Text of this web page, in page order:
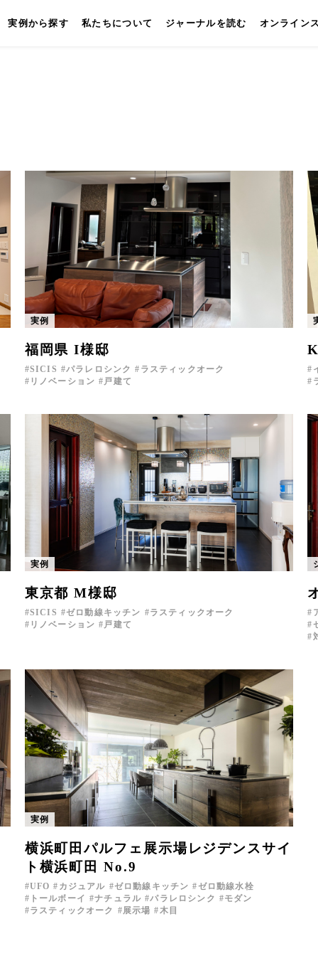
実例から探す 私たちについて ジャーナルを読む オンライン
実例
福岡県 I様邸
SICIS パラレロシンク
ラスティックオーク
リノベーション
戸建て
実例
東京都 M様邸
SICIS ゼロ動線キッチン
ラスティックオーク
リノベーション
戸建て
実例
横浜町田パルフェ展示場レジデンスサイ
ト横浜町田 No.9
UFO カジュアル ゼロ動線キッチン
ゼロ動線水栓
トールボーイ
ナチュラル パラレロシンク
モダン
ラスティックオーク
展示場 木目